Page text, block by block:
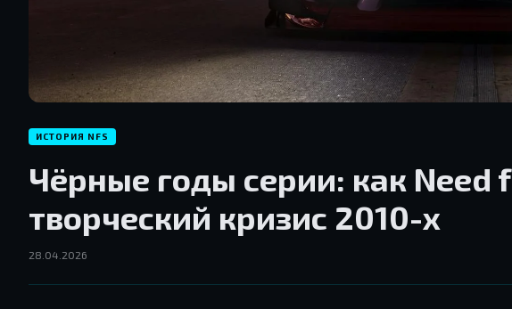
ИСТОРИЯ NFS
Чёрные годы серии: как Need
творческий кризис 2010-х
28.04.2026